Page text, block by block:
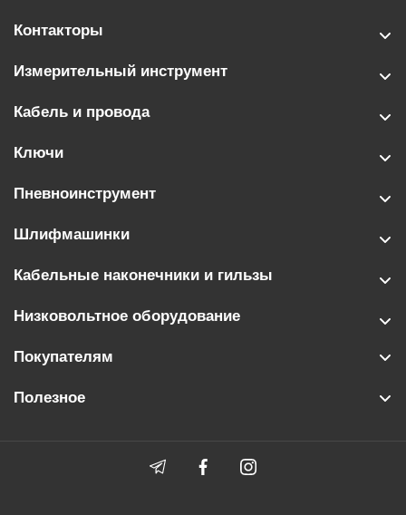
Контакторы
Измерительный инструмент
Кабель и провода
Ключи
Пневноинструмент
Шлифмашинки
Кабельные наконечники и гильзы
Низковольтное оборудование
Покупателям
Полезное